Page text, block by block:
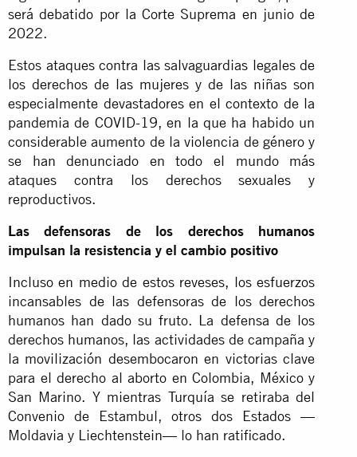
será debatido por la Corte Suprema en junio de
2022.
Estos ataques contra las salvaguardias legales de
los derechos de las mujeres y de las niñas son
especialmente devastadores en el contexto de la
pandemia de COVID-19, en la que ha habido un
considerable aumento de la violencia de género y
se han denunciado en todo el mundo más
ataques contra los derechos sexuales y
reproductivos.
Las defensoras de los derechos humanos
impulsan la resistencia y el cambio positivo
Incluso en medio de estos reveses, los esfuerzos
incansables de las defensoras de los derechos
humanos han dado su fruto. La defensa de los
derechos humanos, las actividades de campaña y
la movilización desembocaron en victorias clave
para el derecho al aborto en Colombia, México y
San Marino. Y mientras Turquía se retiraba del
Convenio de Estambul, otros dos Estados —
Moldavia y Liechtenstein— lo han ratificado.